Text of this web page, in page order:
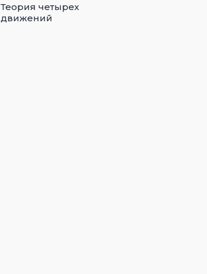
Теория четырех
движений